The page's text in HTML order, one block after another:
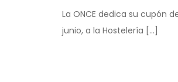
La ONCE dedica su cupón
junio, a la Hostelería […]